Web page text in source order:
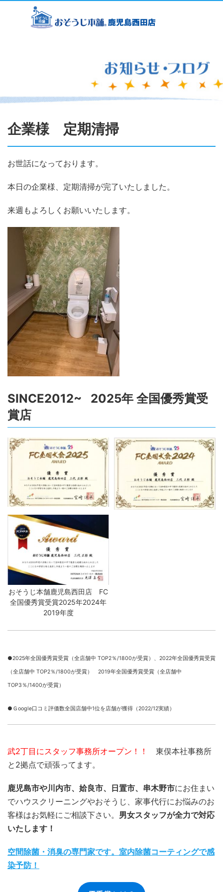
企業様 定期清掃
お世話になっております。
本日の企業様、定期清掃が完了いたしました。
来週もよろしくお願いいたします。
SINCE2012~ 2025年 全国優秀賞受
賞店
おそうじ本舗鹿児島西田店 FC
全国優秀賞受賞2025年2024年
2019年度
●2025年全国優秀賞受賞（全店舗中 TOP2％/1800が受賞）、 2022年全国優秀賞受賞
（全店舗中 TOP2％/1800が受賞） 2019年全国優秀賞受賞（全店舗中
TOP3％/1400が受賞）
●Ｇoogle口コミ評価数全国店舗中1位を店舗が獲得（2022/12実績）
武2丁目にスタッフ事務所オープン！！
東俣本社事務所
と2拠点で頑張ってます。
鹿児島市や川内市、姶良市、日置市、串木野市にお住まい
でハウスクリーニングやおそうじ、家事代行にお悩みのお
客様はお気軽にご相談下さい。 男女スタッフが全力で対応
いたします！
空間除菌・消臭の専門家です。室内除菌コーティングで感
染予防！